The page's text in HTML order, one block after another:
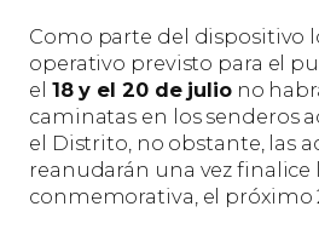
Como parte del dispositivo
operativo previsto para el
el 18 y el 20 de juliono
caminatas en los senderos
el Distrito, no obstante, las
reanudarán una vez finalice
conmemorativa, el próximo